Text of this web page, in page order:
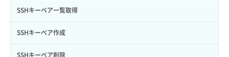
サブユーザーからロールを紐づけ解除
サブユーザーにロールを紐づけ
サブユーザー一覧取得
スナップショット復元
スナップショット詳細一覧取得
スナップショット詳細取得（アイテム指定）
イメージ一覧取得
イメージ保存使用量取得
イメージ保存容量取得
SSHキーペア一覧取得
SSHキーペア作成
SSHキーペア削除